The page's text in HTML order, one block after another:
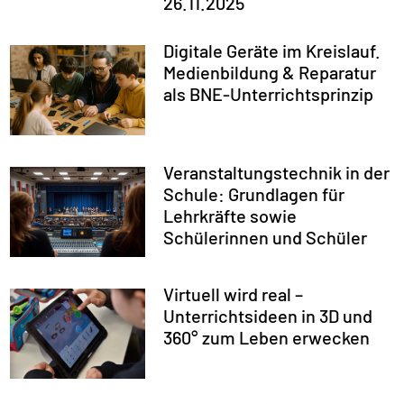
Digitale Geräte im Kreislauf.
Medienbildung & Reparatur
als BNE-Unterrichtsprinzip
Veranstaltungstechnik in der
Schule: Grundlagen für
Lehrkräfte sowie
Schülerinnen und Schüler
Virtuell wird real –
Unterrichtsideen in 3D und
360° zum Leben erwecken